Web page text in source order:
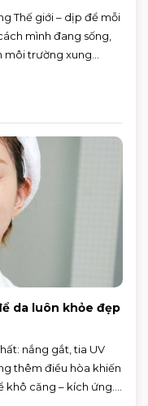
Thế giới – dịp để mỗi
mình đang sống,
môi trường xung
cầu được tổ chức
da luôn khỏe đẹp
nắng gắt, tia UV
thêm điều hòa khiến
khô căng – kích ứng.